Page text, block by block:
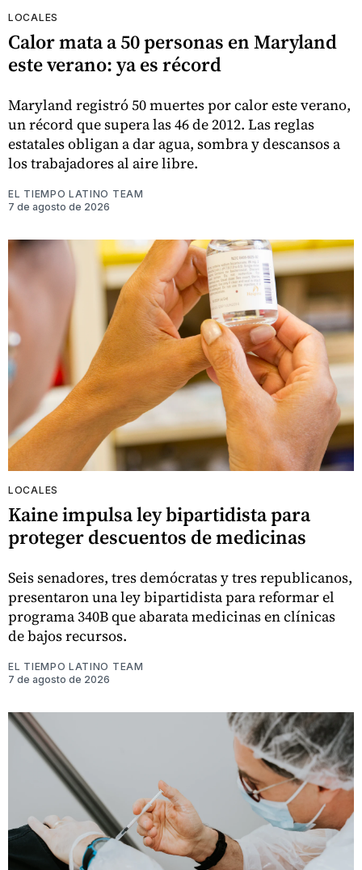
LOCALES
Calor mata a 50 personas en Maryland
este verano: ya es récord
Maryland registró 50 muertes por calor este verano,
un récord que supera las 46 de 2012. Las reglas
estatales obligan a dar agua, sombra y descansos a
los trabajadores al aire libre.
EL TIEMPO LATINO TEAM
7 de agosto de 2026
LOCALES
Kaine impulsa ley bipartidista para
proteger descuentos de medicinas
Seis senadores, tres demócratas y tres republicanos,
presentaron una ley bipartidista para reformar el
programa 340B que abarata medicinas en clínicas
de bajos recursos.
EL TIEMPO LATINO TEAM
7 de agosto de 2026